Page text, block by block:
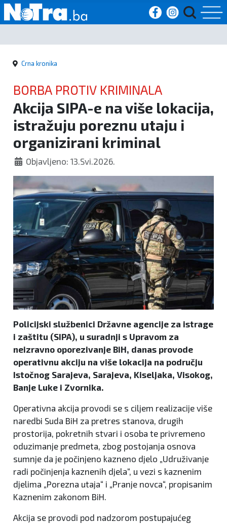
Početna
Vijesti
Sport
Kultura
Crna
kronika
Politika
Zanimljivosti
Crna kronika
BORBA PROTIV KRIMINALA
Akcija SIPA-e na više lokacija,
istražuju poreznu utaju i
organizirani kriminal
Objavljeno: 13.Svi.2026.
Policijski službenici Državne agencije za istrage
i zaštitu (SIPA), u suradnji s Upravom za
neizravno oporezivanje BiH, danas provode
operativnu akciju na više lokacija na području
Istočnog Sarajeva, Sarajeva, Kiseljaka, Visokog,
Banje Luke i Zvornika.
Operativna akcija provodi se s ciljem realizacije više
naredbi Suda BiH za pretres stanova, drugih
prostorija, pokretnih stvari i osoba te privremeno
oduzimanje predmeta, zbog postojanja osnova
sumnje da je počinjeno kazneno djelo „Udruživanje
radi počinjenja kaznenih djela“, u vezi s kaznenim
djelima „Porezna utaja“ i „Pranje novca“, propisanim
Kaznenim zakonom BiH.
Akcija se provodi pod nadzorom postupajućeg